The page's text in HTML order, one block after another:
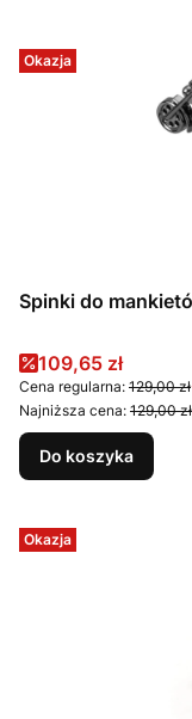
Okazja
Spinki do
Cena promocyjna
109,65 zł
Cena regularna: 129,00 zł
Najniższa cena: 129,00 zł
Do koszyka
Okazja